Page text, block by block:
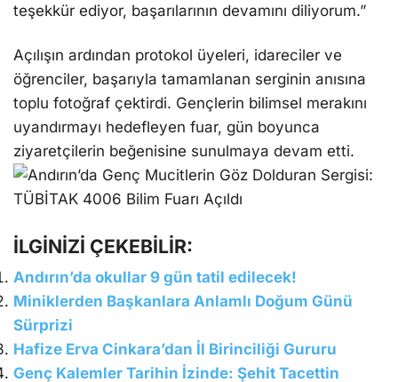
teşekkür ediyor, başarılarının devamını diliyorum.”
Açılışın ardından protokol üyeleri, idareciler ve
öğrenciler, başarıyla tamamlanan serginin anısına
toplu fotoğraf çektirdi. Gençlerin bilimsel merakını
uyandırmayı hedefleyen fuar, gün boyunca
ziyaretçilerin beğenisine sunulmaya devam etti.
İLGİNİZİ ÇEKEBİLİR:
Andırın’da okullar 9 gün tatil edilecek!
Miniklerden Başkanlara Anlamlı Doğum Günü
Sürprizi
Hafize Erva Cinkara’dan İl Birinciliği Gururu
Genç Kalemler Tarihin İzinde: Şehit Tacettin